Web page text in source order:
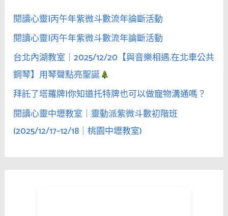
的
男
人，
讓
她
不
再
防
備
下
防
閱讀心靈|丙午年紫微斗數流年論斷活動
閱讀心靈|丙午年紫微斗數流年論斷活動
台北內湖教室｜2025/12/20【與音樂相遇.在北車公共
鋼琴】用琴聲點亮聖誕
拜託了塔羅牌|你知道托特牌也可以做寵物溝通嗎？
閱讀心靈中壢教室｜靈動派紫微斗數初階班
(2025/12/17–12/18｜桃園中壢教室)